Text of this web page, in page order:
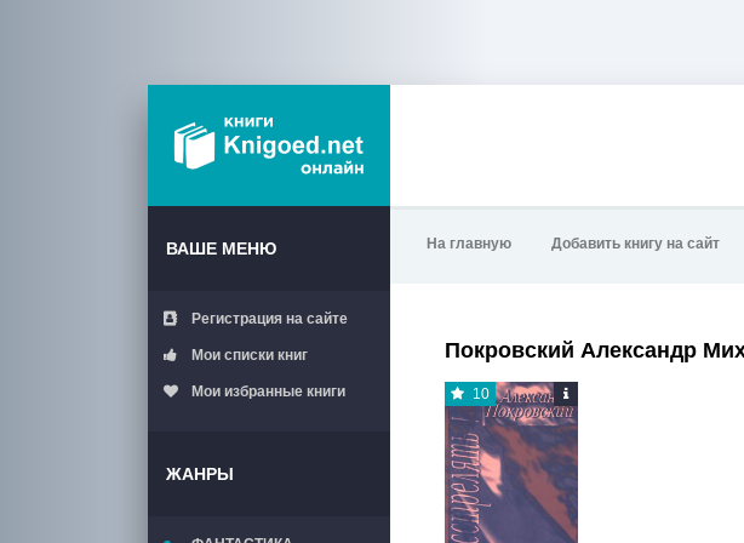
ВАШЕ МЕНЮ
Регистрация на сайте
Мои списки книг
Мои избранные книги
ЖАНРЫ
На главную Добавить книгу на сайт
Покровский Александр
10